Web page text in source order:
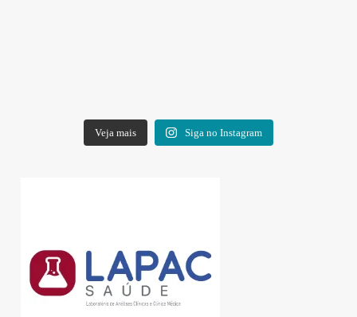
Veja mais Siga no Instagram